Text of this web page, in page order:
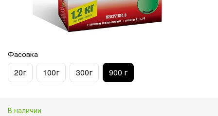
Фасовка
20г 100г 300г 900 г
В наличии